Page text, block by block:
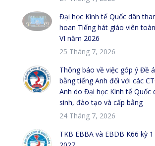
Đại học Kinh tế Quốc dân
hoan Tiếng hát giáo viên
VI năm 2026
25 Tháng 7, 2026
Thông báo về việc góp ý Đề
bằng tiếng Anh đối với các
Anh do Đại học Kinh tế Quốc
sinh, đào tạo và cấp bằng
24 Tháng 7, 2026
TKB EBBA và EBDB K66 kỳ